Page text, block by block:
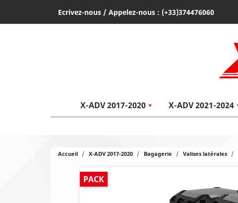
Ecrivez-nous / Appelez-nous : (+33)374476060
X-ADV 2017-2020 X-ADV 2021-2024
Accueil X-ADV 2017-2020 Bagagerie Valises latérales
PACK